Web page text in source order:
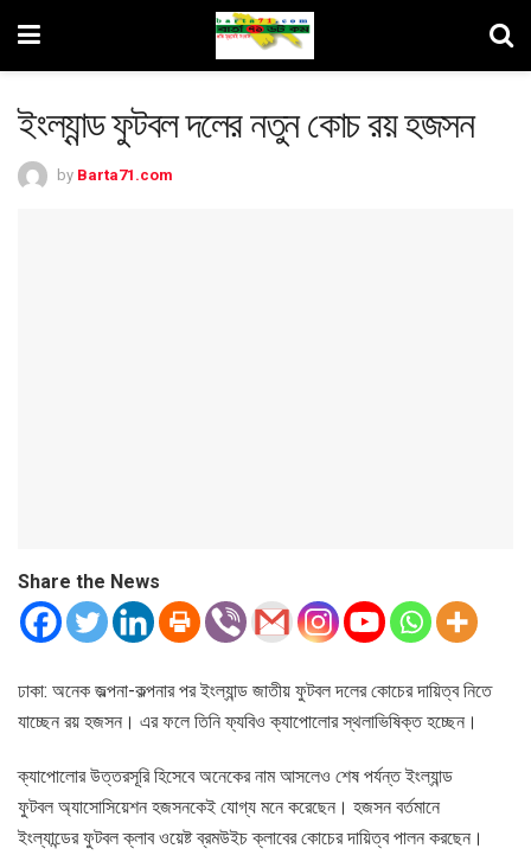
ইংল্যান্ড ফুটবল দলের নতুন কোচ রয় হজসন
by Barta71.com
Share the News
ঢাকা: অনেক জল্পনা-কল্পনার পর ইংল্যান্ড জাতীয় ফুটবল দলের কোচের দায়িত্ব নিতে
যাচ্ছেন রয় হজসন। এর ফলে তিনি ফ্যবিও ক্যাপোলোর স্থলাভিষিক্ত হচ্ছেন।
ক্যাপোলোর উত্তরসূরি হিসেবে অনেকের নাম আসলেও শেষ পর্যন্ত ইংল্যান্ড
ফুটবল অ্যাসোসিয়েশন হজসনকেই যোগ্য মনে করেছেন। হজসন বর্তমানে
ইংল্যান্ডের ফুটবল ক্লাব ওয়েষ্ট ব্রমউইচ ক্লাবের কোচের দায়িত্ব পালন করছেন।